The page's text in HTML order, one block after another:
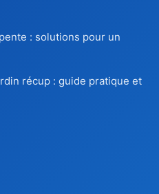
: solutions pour un
récup : guide pratique et